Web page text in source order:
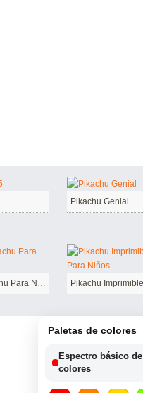
Pikachu Genial
Imagen De Pikachu Para Niños
Paletas de colores
Espectro básico de
colores